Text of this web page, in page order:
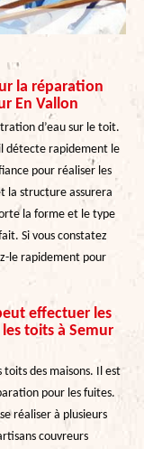
la réparation
En Vallon
d’eau sur le toit.
détecte rapidement le
pour réaliser les
la structure assurera
la forme et le type
Si vous constatez
le rapidement pour
effectuer les
toits à Semur
des maisons. Il est
pour les fuites.
réaliser à plusieurs
couvreurs